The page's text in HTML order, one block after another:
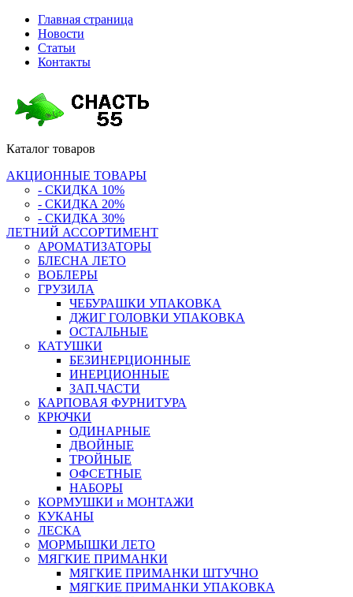
Главная страница
Новости
Статьи
Контакты
Каталог товаров
АКЦИОННЫЕ ТОВАРЫ
- СКИДКА 10%
- СКИДКА 20%
- СКИДКА 30%
ЛЕТНИЙ АССОРТИМЕНТ
АРОМАТИЗАТОРЫ
БЛЕСНА ЛЕТО
ВОБЛЕРЫ
ГРУЗИЛА
ЧЕБУРАШКИ УПАКОВКА
ДЖИГ ГОЛОВКИ УПАКОВКА
ОСТАЛЬНЫЕ
КАТУШКИ
БЕЗИНЕРЦИОННЫЕ
ИНЕРЦИОННЫЕ
ЗАП.ЧАСТИ
КАРПОВАЯ ФУРНИТУРА
КРЮЧКИ
ОДИНАРНЫЕ
ДВОЙНЫЕ
ТРОЙНЫЕ
ОФСЕТНЫЕ
НАБОРЫ
КОРМУШКИ и МОНТАЖИ
КУКАНЫ
ЛЕСКА
МОРМЫШКИ ЛЕТО
МЯГКИЕ ПРИМАНКИ
МЯГКИЕ ПРИМАНКИ ШТУЧНО
МЯГКИЕ ПРИМАНКИ УПАКОВКА